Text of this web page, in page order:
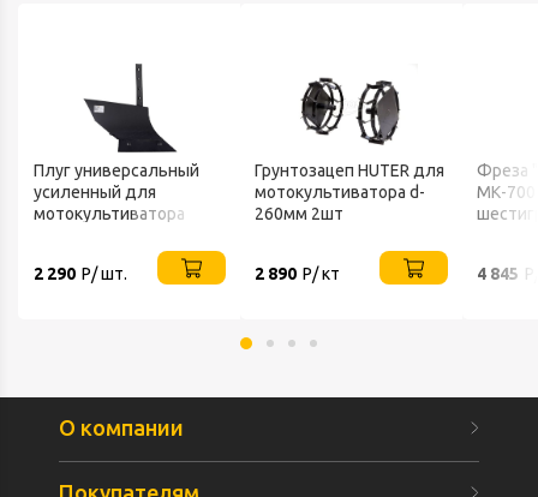
Плуг универсальный
усиленный для
мотокультиватора
2 290 Р/ шт.
Грунтозацеп HUTER для
мотокультиватора d-
260мм 2шт
2 890 Р/ кт
Фреза
МК-
4 845
О компании